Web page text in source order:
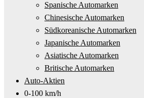
Spanische Automarken
Chinesische Automarken
Südkoreanische Automarken
Japanische Automarken
Asiatische Automarken
Britische Automarken
Auto-Aktien
0-100 km/h